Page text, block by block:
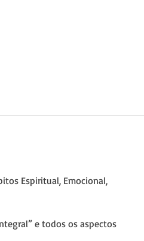
Espiritual, Emocional,
e todos os aspectos